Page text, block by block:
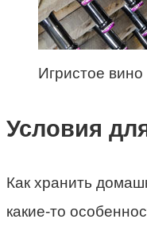
Игристое
Условия
Как хранить
какие-то